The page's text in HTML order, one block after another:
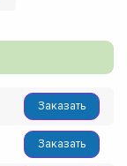
Заказать
Заказать